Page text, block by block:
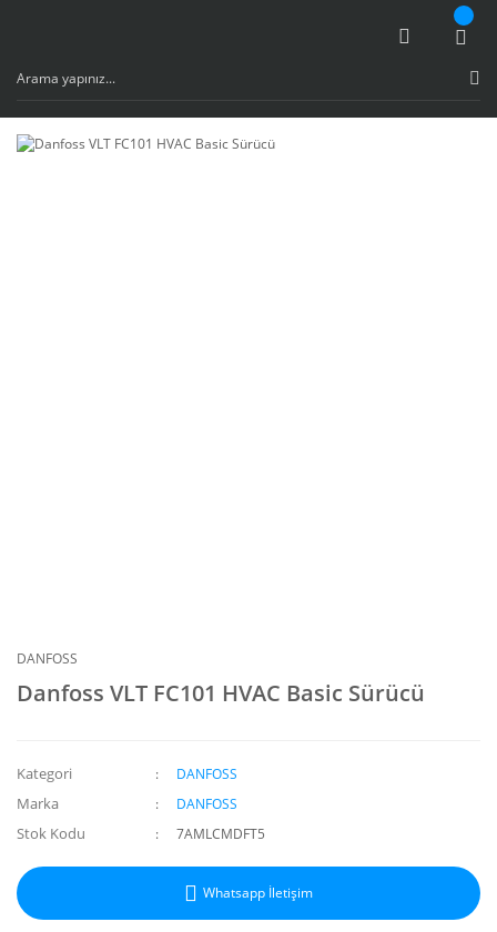
DANFOSS
Danfoss VLT FC101 HVAC Basic Sürücü
Kategori DANFOSS
Marka DANFOSS
Stok Kodu 7AMLCMDFT5
Whatsapp İletişim